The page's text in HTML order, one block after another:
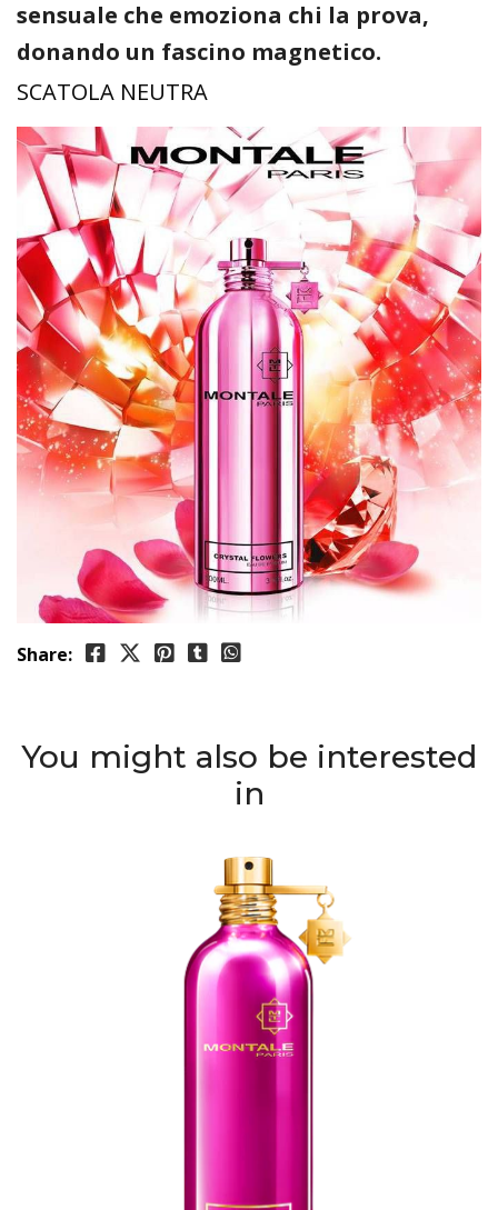
sensuale che emoziona chi la prova,
donando un fascino magnetico.
SCATOLA NEUTRA
Share:
You might also be interested
in